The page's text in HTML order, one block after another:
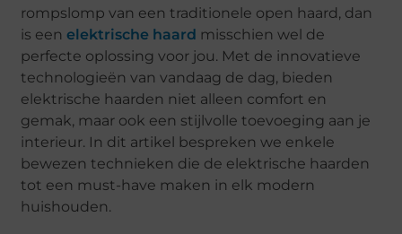
rompslomp van een traditionele open haard, dan
is eenelektrische haard misschien wel de
perfecte oplossing voor jou. Met de innovatieve
technologieën van vandaag de dag, bieden
elektrische haarden niet alleen comfort en
gemak, maar ook een stijlvolle toevoeging aan je
interieur. In dit artikel bespreken we enkele
bewezen technieken die de elektrische haarden
tot een must-have maken in elk modern
huishouden.